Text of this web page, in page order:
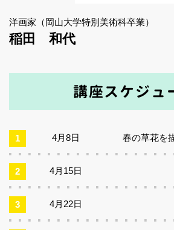
洋画家（岡山大学特別美術科卒業）
稲田 和代
講座スケジュ
4月8日 春の草花を
4月15日
4月22日